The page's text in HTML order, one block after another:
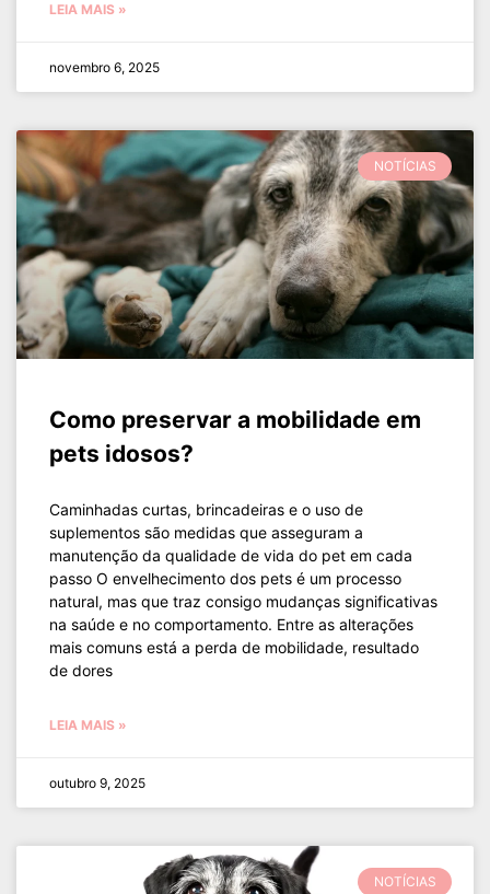
LEIA MAIS »
novembro 6, 2025
NOTÍCIAS
Como preservar a mobilidade em
pets idosos?
Caminhadas curtas, brincadeiras e o uso de
suplementos são medidas que asseguram a
manutenção da qualidade de vida do pet em cada
passo O envelhecimento dos pets é um processo
natural, mas que traz consigo mudanças significativas
na saúde e no comportamento. Entre as alterações
mais comuns está a perda de mobilidade, resultado
de dores
LEIA MAIS »
outubro 9, 2025
NOTÍCIAS